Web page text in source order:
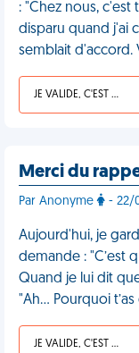
: "Chez nous, c'est
disparu quand j'ai
semblait d'accord.
JE VALIDE, C'EST UNE VDM
Merci du
Par Anonyme - 22/
Aujourd'hui, je
demande : "C’est
Quand je lui dit
"Ah… Pourquoi
JE VALIDE, C'EST UNE VDM